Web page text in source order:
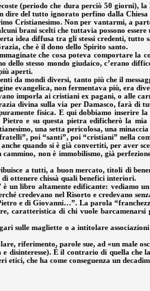
(periodo che dura perciò 50
del tutto ignorato perfino dalla Chiesa
Cristianesimo. Non per vantarmi, a
brani scelti che tuttavia possono
idea diffusa tra gli stessi credenti,
che è il dono dello Spirito santo.
che cosa poteva comportare
dello stesso mondo giudaico, c’erano
aperti.
da mondi diversi, tanto più che il
evangelica, non fermentava più, era
imporla ai cristiani ex pagani, o alle
divina sulla via per Damasco, farà
fisica. E qui dobbiamo
e su questa pietra edificherò la
una setta pericolosa, una
poi “santi”, poi “cristiani” nella
quando si è già convertiti, per aver
non è immobilismo, già
a tutti, a buon mercato, titoli di
di ottenere chissà quali benefici interiori.
libro altamente edificante: vediamo
credevano nel Risorto e credevano
e di Giovanni…”. La parola
caratteristica di chi vuole
sulle magliette o a intitolare
riferimento, parole sue, ad «un male
È il contrario di quella
che ha come conseguenza un